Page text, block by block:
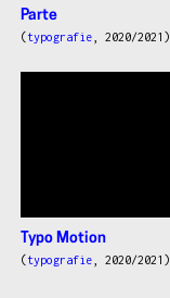
Parte
( typografie, 2020/2021)
Typo Motion
(typografie, 2020/2021)